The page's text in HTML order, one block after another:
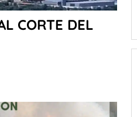
CORTE DEL